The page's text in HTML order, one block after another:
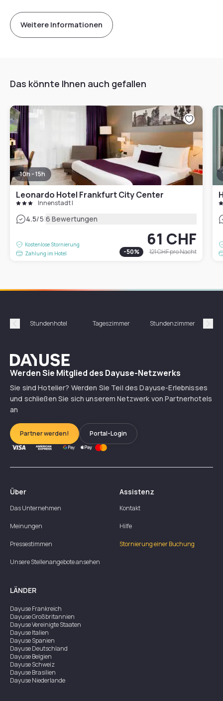
Weitere Informationen
Das könnte Ihnen auch gefallen
10h - 15h
Leonardo Hotel Frankfurt City Center
Innenstadt I
4.5/5|6 Bewertungen
Kostenlose Stornierung
Zahlung im Hotel
61 CHF
-50% 121 CHFpro Nacht
Précédent
Stundenhotel Tageszimmer Stundenzimmer
Dayuse
Werden Sie Mitglied des Dayuse-Netzwerks
Sie sind Hotelier? Werden Sie Teil des Dayuse-Erlebnisses
und schließen Sie sich unserem Netzwerk von Partnerhotels
an
Partner werden! Portal-Login
Über
Das Unternehmen
Meinungen
Pressestimmen
Unsere Stellenangebote ansehen
Assistenz
Kontakt
Hilfe
Stornierung einer Buchung
LÄNDER
DayuseFrankreich
DayuseGroßbritannien
DayuseVereinigte Staaten
DayuseItalien
DayuseSpanien
DayuseDeutschland
DayuseBelgien
DayuseSchweiz
DayuseBrasilien
DayuseNiederlande